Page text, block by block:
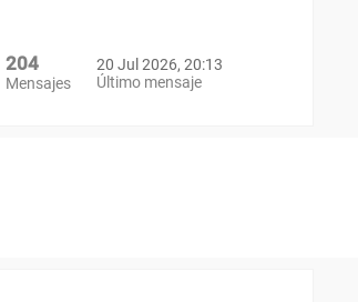
204
Mensajes
20 Jul 2026, 20:13
Último mensaje